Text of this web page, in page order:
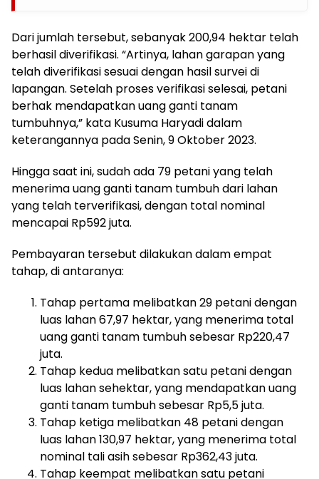
Dari jumlah tersebut, sebanyak 200,94 hektar telah
berhasil diverifikasi. “Artinya, lahan garapan yang
telah diverifikasi sesuai dengan hasil survei di
lapangan. Setelah proses verifikasi selesai, petani
berhak mendapatkan uang ganti tanam
tumbuhnya,” kata Kusuma Haryadi dalam
keterangannya pada Senin, 9 Oktober 2023.
Hingga saat ini, sudah ada 79 petani yang telah
menerima uang ganti tanam tumbuh dari lahan
yang telah terverifikasi, dengan total nominal
mencapai Rp592 juta.
Pembayaran tersebut dilakukan dalam empat
tahap, di antaranya:
Tahap pertama melibatkan 29 petani dengan
luas lahan 67,97 hektar, yang menerima total
uang ganti tanam tumbuh sebesar Rp220,47
juta.
Tahap kedua melibatkan satu petani dengan
luas lahan sehektar, yang mendapatkan uang
ganti tanam tumbuh sebesar Rp5,5 juta.
Tahap ketiga melibatkan 48 petani dengan
luas lahan 130,97 hektar, yang menerima total
nominal tali asih sebesar Rp362,43 juta.
Tahap keempat melibatkan satu petani